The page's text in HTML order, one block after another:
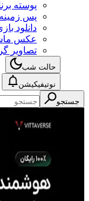
پوسته
پس زمینه
دانلود
عکس
تصاویر
حالت شب
نوتیفیکیشن
جستجو